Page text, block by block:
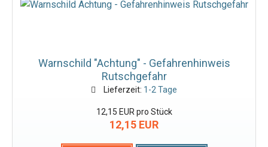
Warnschild "Achtung" - Gefahrenhinweis
Rutschgefahr
Lieferzeit: 1-2 Tage
12,15 EUR pro Stück
12,15 EUR